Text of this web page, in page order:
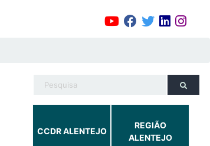
CCDR ALENTEJO
REGIÃO
ALENTEJO